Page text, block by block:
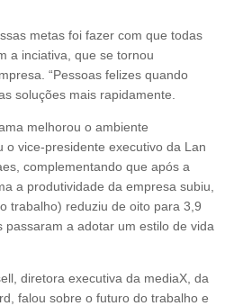
metas foi fazer com que todas
a inciativa, que se tornou
“Pessoas felizes quando
soluções mais rapidamente.
melhorou o ambiente
o vice-presidente executivo da Lan
complementando que após a
a produtividade da empresa subiu,
trabalho) reduziu de oito para 3,9
passaram a adotar um estilo de vida
diretora executiva da mediaX, da
falou sobre o futuro do trabalho e